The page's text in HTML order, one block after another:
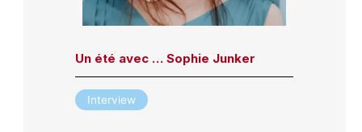
Un été avec … Sophie Junker
Interview